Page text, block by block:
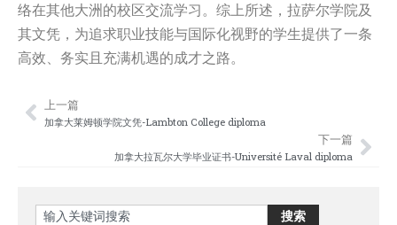
络在其他大洲的校区交流学习。综上所述，拉萨尔学院及
其文凭，为追求职业技能与国际化视野的学生提供了一条
高效、务实且充满机遇的成才之路。
Prev
上一篇
加拿大莱姆顿学院文凭-Lambton College diploma
下一篇
加拿大拉瓦尔大学毕业证书-Université Laval diploma
Search 搜索